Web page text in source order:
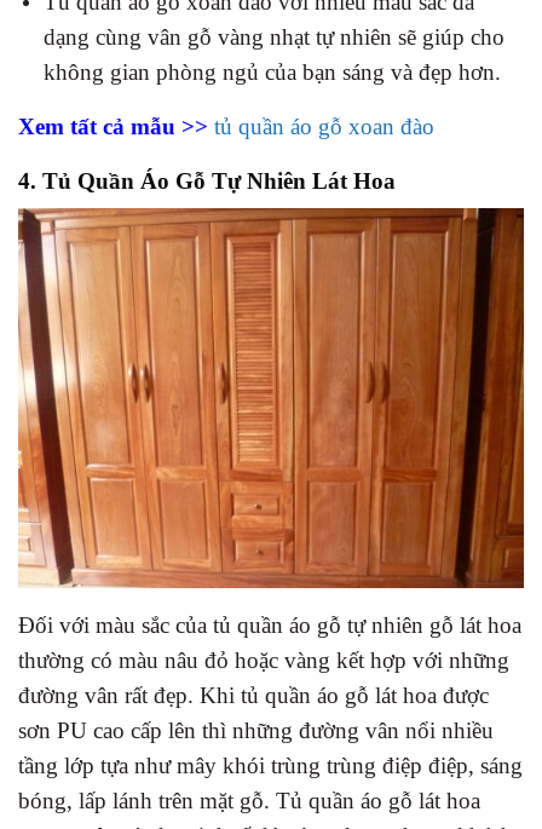
dạng cùng vân gỗ vàng nhạt tự nhiên sẽ giúp cho
không gian phòng ngủ của bạn sáng và đẹp hơn.
Xem tất cả mẫu >> tủ quần áo gỗ xoan đào
4. Tủ Quần Áo Gỗ Tự Nhiên Lát Hoa
Đối với màu sắc của tủ quần áo gỗ tự nhiên gỗ lát hoa
thường có màu nâu đỏ hoặc vàng kết hợp với những
đường vân rất đẹp. Khi tủ quần áo gỗ lát hoa được
sơn PU cao cấp lên thì những đường vân nổi nhiều
tầng lớp tựa như mây khói trùng trùng điệp điệp, sáng
bóng, lấp lánh trên mặt gỗ. Tủ quần áo gỗ lát hoa